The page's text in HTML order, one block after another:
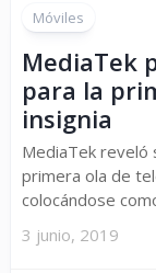
Móviles
MediaTek
para la
insignia
MediaTek reveló
primera ola de
colocándose
3 junio, 2019